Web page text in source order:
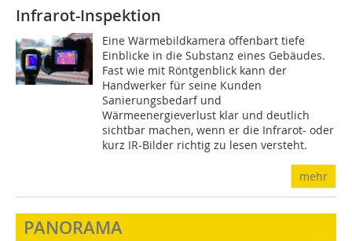
Infrarot-Inspektion
Eine Wärmebildkamera offenbart tiefe
Einblicke in die Substanz eines Gebäudes.
Fast wie mit Röntgenblick kann der
Handwerker für seine Kunden
Sanierungsbedarf und
Wärmeenergieverlust klar und deutlich
sichtbar machen, wenn er die Infrarot- oder
kurz IR-Bilder richtig zu lesen versteht.
mehr
PANORAMA